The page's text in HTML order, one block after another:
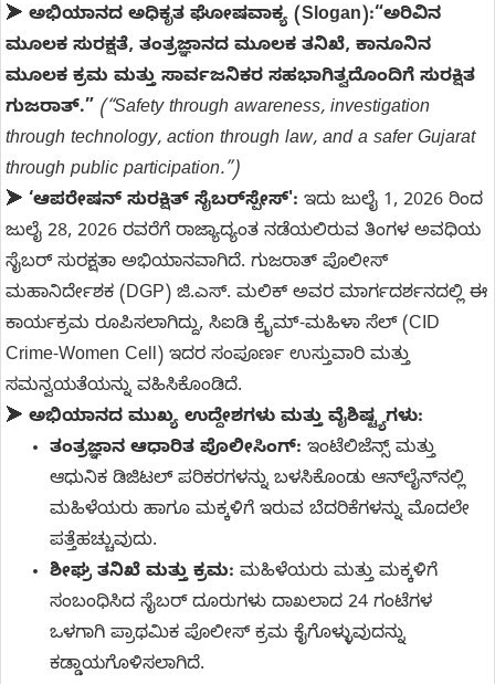
➤ ಅಭಿಯಾನದ ಅಧಿಕೃತ ಘೋಷವಾಕ್ಯ (Slogan):“ಅರಿವಿನ
ಮೂಲಕ ಸುರಕ್ಷತೆ, ತಂತ್ರಜ್ಞಾನದ ಮೂಲಕ ತನಿಖೆ, ಕಾನೂನಿನ
ಮೂಲಕ ಕ್ರಮ ಮತ್ತು ಸಾರ್ವಜನಿಕರ ಸಹಭಾಗಿತ್ವದೊಂದಿಗೆ ಸುರಕ್ಷಿತ
ಗುಜರಾತ್.” (“Safety through awareness, investigation
through technology, action through law, and a safer Gujarat
through public participation.”)
➤ ‘ಆಪರೇಷನ್ ಸುರಕ್ಷಿತ್ ಸೈಬರ್‌ಸ್ಪೇಸ್': ಇದು ಜುಲೈ 1, 2026 ರಿಂದ
ಜುಲೈ 28, 2026 ರವರೆಗೆ ರಾಜ್ಯಾದ್ಯಂತ ನಡೆಯಲಿರುವ ತಿಂಗಳ ಅವಧಿಯ
ಸೈಬರ್ ಸುರಕ್ಷತಾ ಅಭಿಯಾನವಾಗಿದೆ. ಗುಜರಾತ್ ಪೊಲೀಸ್
ಮಹಾನಿರ್ದೇಶಕ (DGP) ಜಿ.ಎಸ್. ಮಲಿಕ್ ಅವರ ಮಾರ್ಗದರ್ಶನದಲ್ಲಿ ಈ
ಕಾರ್ಯಕ್ರಮ ರೂಪಿಸಲಾಗಿದ್ದು, ಸಿಐಡಿ ಕ್ರೈಮ್-ಮಹಿಳಾ ಸೆಲ್ (CID
Crime-Women Cell) ಇದರ ಸಂಪೂರ್ಣ ಉಸ್ತುವಾರಿ ಮತ್ತು
ಸಮನ್ವಯತೆಯನ್ನು ವಹಿಸಿಕೊಂಡಿದೆ.
➤ ಅಭಿಯಾನದ ಮುಖ್ಯ ಉದ್ದೇಶಗಳು ಮತ್ತು ವೈಶಿಷ್ಟ್ಯಗಳು:
ತಂತ್ರಜ್ಞಾನ ಆಧಾರಿತ ಪೊಲೀಸಿಂಗ್: ಇಂಟೆಲಿಜೆನ್ಸ್ ಮತ್ತು
ಆಧುನಿಕ ಡಿಜಿಟಲ್ ಪರಿಕರಗಳನ್ನು ಬಳಸಿಕೊಂಡು ಆನ್‌ಲೈನ್‌ನಲ್ಲಿ
ಮಹಿಳೆಯರು ಹಾಗೂ ಮಕ್ಕಳಿಗೆ ಇರುವ ಬೆದರಿಕೆಗಳನ್ನು ಮೊದಲೇ
ಪತ್ತೆಹಚ್ಚುವುದು.
ಶೀಘ್ರ ತನಿಖೆ ಮತ್ತು ಕ್ರಮ: ಮಹಿಳೆಯರು ಮತ್ತು ಮಕ್ಕಳಿಗೆ
ಸಂಬಂಧಿಸಿದ ಸೈಬರ್ ದೂರುಗಳು ದಾಖಲಾದ 24 ಗಂಟೆಗಳ
ಒಳಗಾಗಿ ಪ್ರಾಥಮಿಕ ಪೊಲೀಸ್ ಕ್ರಮ ಕೈಗೊಳ್ಳುವುದನ್ನು
ಕಡ್ಡಾಯಗೊಳಿಸಲಾಗಿದೆ.